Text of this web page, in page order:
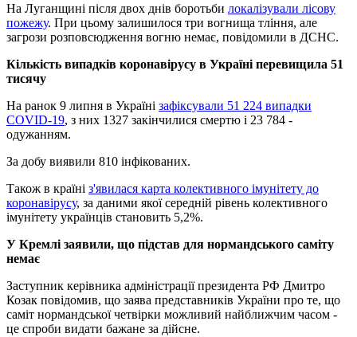
На Луганщині після двох днів боротьби локалізували лісову
пожежу. При цьому залишилося три вогнища тління, але
загрози розповсюдження вогню немає, повідомили в ДСНС.
Кількість випадків коронавірусу в Україні перевищила 51
тисячу
На ранок 9 липня в Україні зафіксували 51 224 випадки
COVID-19, з них 1327 закінчилися смертю і 23 784 -
одужанням.
За добу виявили 810 інфікованих.
Також в країні з'явилася карта колективного імунітету до
коронавірусу, за даними якої середній рівень колективного
імунітету українців становить 5,2%.
У Кремлі заявили, що підстав для нормандського саміту
немає
Заступник керівника адміністрації президента РФ Дмитро
Козак повідомив, що заява представників України про те, що
саміт нормандської четвірки можливий найближчим часом -
це спроби видати бажане за дійсне.